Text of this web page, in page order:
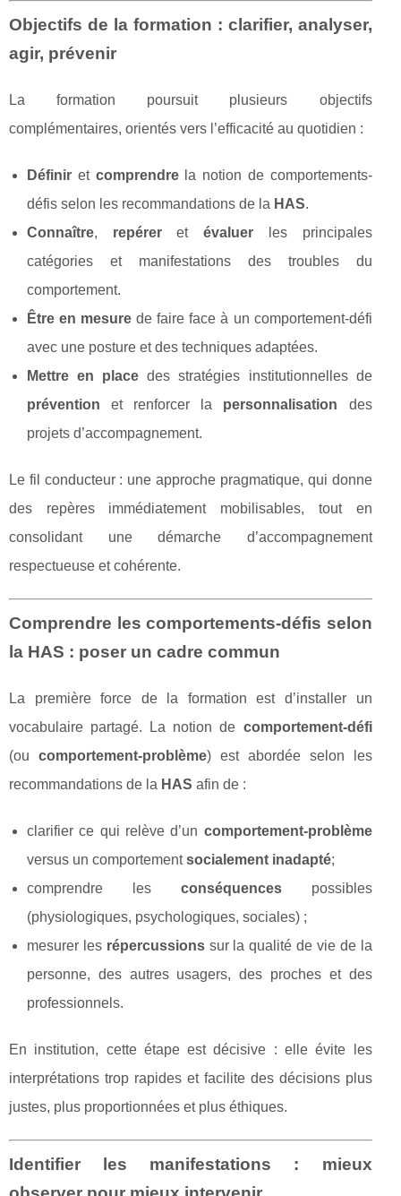
Objectifs de la formation : clarifier, analyser,
agir, prévenir
La formation poursuit plusieurs objectifs
complémentaires, orientés vers l’efficacité au quotidien :
Définir et comprendrela notion de comportements-
défis selon les recommandations de la HAS.
Connaître, repéreretévaluer les principales
catégories et manifestations des troubles du
comportement.
Être en mesure de faire face à un comportement-défi
avec une posture et des techniques adaptées.
Mettre en place des stratégies institutionnelles de
prévention et renforcer la personnalisation des
projets d’accompagnement.
Le fil conducteur : une approche pragmatique, qui donne
des repères immédiatement mobilisables, tout en
consolidant une démarche d’accompagnement
respectueuse et cohérente.
Comprendre les comportements-défis selon
la HAS : poser un cadre commun
La première force de la formation est d’installer un
vocabulaire partagé. La notion de comportement-défi
(ou comportement-problème) est abordée selon les
recommandations de la HAS afin de :
clarifier ce qui relève d’un comportement-problème
versus un comportementsocialement inadapté;
comprendre les conséquencespossibles
(physiologiques, psychologiques, sociales) ;
mesurer les répercussionssur la qualité de vie de la
personne, des autres usagers, des proches et des
professionnels.
En institution, cette étape est décisive : elle évite les
interprétations trop rapides et facilite des décisions plus
justes, plus proportionnées et plus éthiques.
Identifier les manifestations : mieux